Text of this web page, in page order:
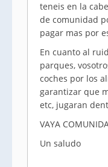
teneis en la
de comunidad
pagar mas por
En cuanto al
parques,
coches por los
garantizar que
etc, jugaran
VAYA
Un saludo